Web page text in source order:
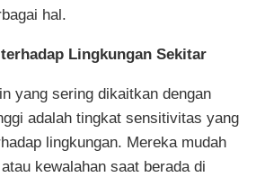
hal.
Lingkungan Sekitar
yang sering dikaitkan dengan
adalah tingkat sensitivitas yang
lingkungan. Mereka mudah
kewalahan saat berada di